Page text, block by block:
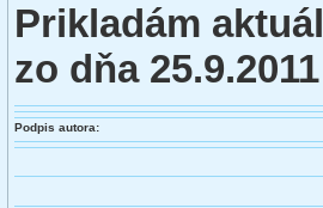
Prikladám
zo dňa
Podpis autora: